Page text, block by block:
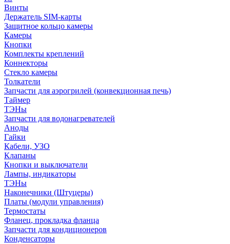
Винты
Держатель SIM-карты
Защитное кольцо камеры
Камеры
Кнопки
Комплекты креплений
Коннекторы
Стекло камеры
Толкатели
Запчасти для аэрогрилей (конвекционная печь)
Таймер
ТЭНы
Запчасти для водонагревателей
Аноды
Гайки
Кабели, УЗО
Клапаны
Кнопки и выключатели
Лампы, индикаторы
ТЭНы
Наконечники (Штуцеры)
Платы (модули управления)
Термостаты
Фланец, прокладка фланца
Запчасти для кондиционеров
Конденсаторы